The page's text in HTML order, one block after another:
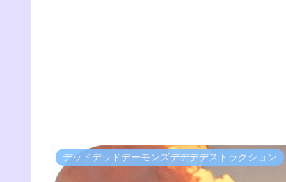
デッドデッドデーモンズデデデデストラクション